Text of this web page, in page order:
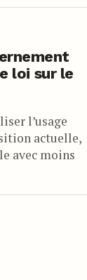
loi sur le
l’usage
actuelle,
avec moins